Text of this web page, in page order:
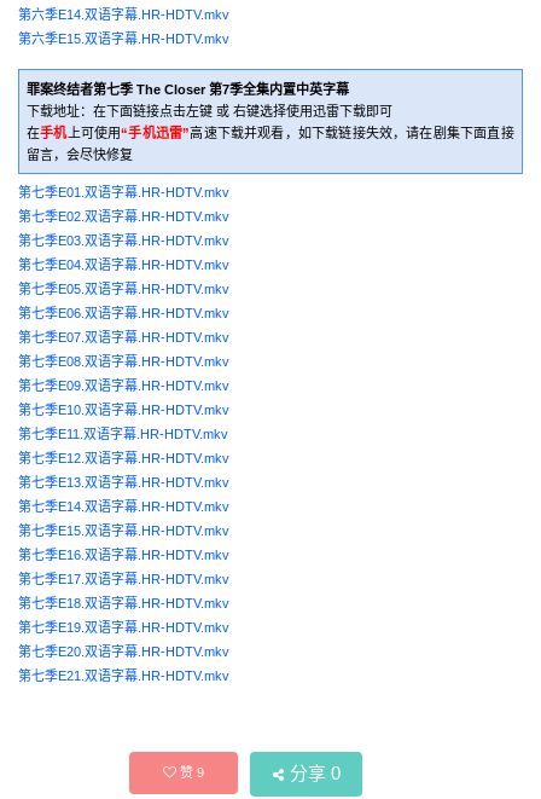
第六季E14.双语字幕.HR-HDTV.mkv
第六季E15.双语字幕.HR-HDTV.mkv
罪案终结者第七季 The Closer 第7季全集内置中英字幕
下载地址：在下面链接点击左键 或 右键选择使用迅雷下载即可
在手机上可使用“手机迅雷”高速下载并观看，如下载链接失效，请在剧集下面直接
留言，会尽快修复
第七季E01.双语字幕.HR-HDTV.mkv
第七季E02.双语字幕.HR-HDTV.mkv
第七季E03.双语字幕.HR-HDTV.mkv
第七季E04.双语字幕.HR-HDTV.mkv
第七季E05.双语字幕.HR-HDTV.mkv
第七季E06.双语字幕.HR-HDTV.mkv
第七季E07.双语字幕.HR-HDTV.mkv
第七季E08.双语字幕.HR-HDTV.mkv
第七季E09.双语字幕.HR-HDTV.mkv
第七季E10.双语字幕.HR-HDTV.mkv
第七季E11.双语字幕.HR-HDTV.mkv
第七季E12.双语字幕.HR-HDTV.mkv
第七季E13.双语字幕.HR-HDTV.mkv
第七季E14.双语字幕.HR-HDTV.mkv
第七季E15.双语字幕.HR-HDTV.mkv
第七季E16.双语字幕.HR-HDTV.mkv
第七季E17.双语字幕.HR-HDTV.mkv
第七季E18.双语字幕.HR-HDTV.mkv
第七季E19.双语字幕.HR-HDTV.mkv
第七季E20.双语字幕.HR-HDTV.mkv
第七季E21.双语字幕.HR-HDTV.mkv
赞9 分享 0